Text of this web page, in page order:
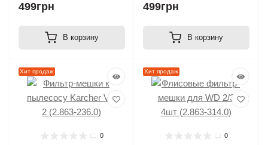
499грн
В корзину
499грн
В корзину
Хит продаж
0
Хит продаж
0